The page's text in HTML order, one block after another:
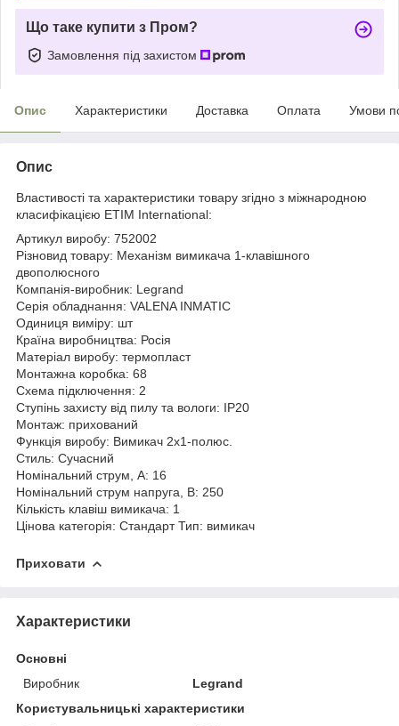
Що таке купити з Пром?
Замовлення під захистом
Опис Характеристики Доставка Оплата Умови
Опис
Властивості та характеристики товару згідно з міжнародною
класифікацією ETIM International:
Артикул виробу: 752002
Різновид товару: Механізм вимикача 1-клавішного
двополюсного
Компанія-виробник: Legrand
Серія обладнання: VALENA INMATIC
Одиниця виміру: шт
Країна виробництва: Росія
Матеріал виробу: термопласт
Монтажна коробка: 68
Схема підключення: 2
Ступінь захисту від пилу та вологи: IP20
Монтаж: прихований
Функція виробу: Вимикач 2х1-полюс.
Стиль: Сучасний
Номінальний струм, А: 16
Номінальний струм напруга, В: 250
Кількість клавіш вимикача: 1
Цінова категорія: Стандарт Тип: вимикач
Приховати
Характеристики
Основні
Виробник
Legrand
Користувальницькі характеристики